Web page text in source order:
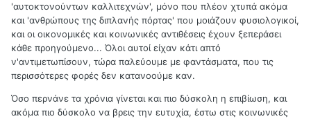
'αυτοκτονούντων καλλιτεχνών', μόνο που πλέον χτυπά ακόμα
και 'ανθρώπους της διπλανής πόρτας' που μοιάζουν φυσιολογικοί,
και οι οικονομικές και κοινωνικές αντιθέσεις έχουν ξεπεράσει
κάθε προηγούμενο... Όλοι αυτοί είχαν κάτι απτό
ν'αντιμετωπίσουν, τώρα παλεύουμε με φαντάσματα, που τις
περισσότερες φορές δεν κατανοούμε καν.
Όσο περνάνε τα χρόνια γίνεται και πιο δύσκολη η επιβίωση, και
ακόμα πιο δύσκολο να βρεις την ευτυχία, έστω στις κοινωνικές